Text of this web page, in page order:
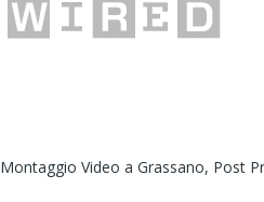
Montaggio Video a Grassano, Post